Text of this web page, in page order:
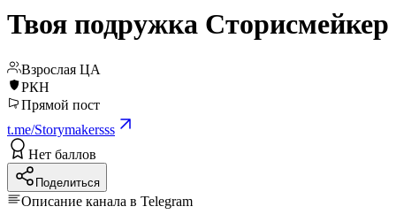
Твоя подружка Сторисмейкер
Взрослая ЦА
РКН
Прямой пост
t.me/Storymakersss
Нет баллов
Поделиться
Описание канала в Telegram